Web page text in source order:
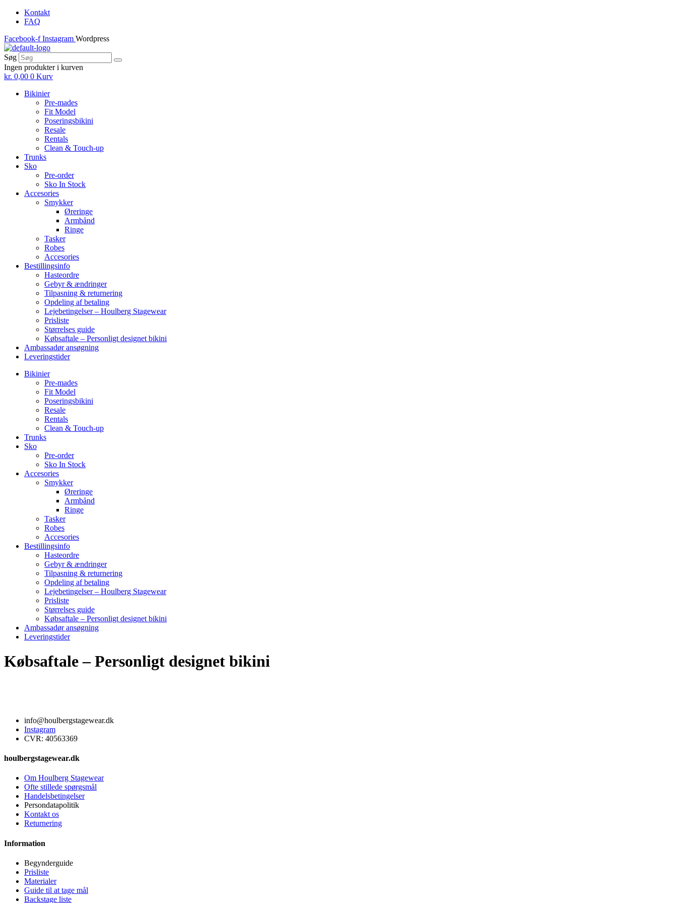
Skip
content
Kontakt
FAQ
Facebook-f Instagram Wordpress
Søg
Ingen produkter i kurven
kr. 0,00 0 Kurv
Bikinier
Pre-mades
Fit Model
Poseringsbikini
Resale
Rentals
Clean & Touch-up
Trunks
Sko
Pre-order
Sko In Stock
Accesories
Smykker
Øreringe
Armbånd
Ringe
Tasker
Robes
Accesories
Bestillingsinfo
Hasteordre
Gebyr & ændringer
Tilpasning & returnering
Opdeling af betaling
Lejebetingelser – Houlberg Stagewear
Prisliste
Størrelses guide
Købsaftale – Personligt designet bikini
Ambassadør ansøgning
Leveringstider
Bikinier
Pre-mades
Fit Model
Poseringsbikini
Resale
Rentals
Clean & Touch-up
Trunks
Sko
Pre-order
Sko In Stock
Accesories
Smykker
Øreringe
Armbånd
Ringe
Tasker
Robes
Accesories
Bestillingsinfo
Hasteordre
Gebyr & ændringer
Tilpasning & returnering
Opdeling af betaling
Lejebetingelser – Houlberg Stagewear
Prisliste
Størrelses guide
Købsaftale – Personligt designet bikini
Ambassadør ansøgning
Leveringstider
Købsaftale – Personligt designet bikini
info@houlbergstagewear.dk
Instagram
CVR: 40563369
houlbergstagewear.dk
Om Houlberg Stagewear
Ofte stillede spørgsmål
Handelsbetingelser
Persondatapolitik
Kontakt os
Returnering
Information
Begynderguide
Prisliste
Materialer
Guide til at tage mål
Backstage liste